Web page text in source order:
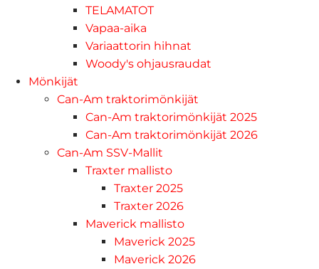
TELAMATOT
Vapaa-aika
Variaattorin hihnat
Woody's ohjausraudat
Mönkijät
Can-Am traktorimönkijät
Can-Am traktorimönkijät 2025
Can-Am traktorimönkijät 2026
Can-Am SSV-Mallit
Traxter mallisto
Traxter 2025
Traxter 2026
Maverick mallisto
Maverick 2025
Maverick 2026